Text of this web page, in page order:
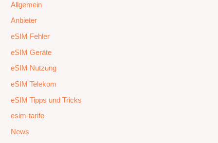
Allgemein
Anbieter
eSIM Fehler
eSIM Geräte
eSIM Nutzung
eSIM Telekom
eSIM Tipps und Tricks
esim-tarife
News